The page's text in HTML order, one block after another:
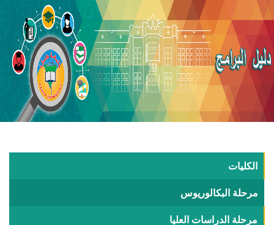
الكليات
مرحلة البكالوريوس
مرحلة الدراسات العليا